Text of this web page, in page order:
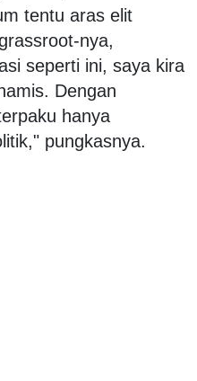
tentu aras elit
nya,
seperti ini, saya kira
Dengan
hanya
pungkasnya.